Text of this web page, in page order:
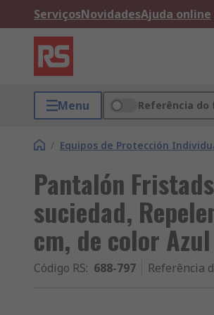
ServiçosNovidadesAjuda online
Menu Referência
/ Equipos de Protección
Pantalón
suciedad,
cm, de color Azul
Código RS: 688-797 Referência